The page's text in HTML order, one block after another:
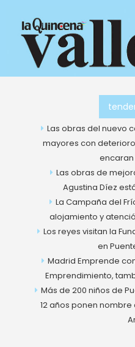
contenido
Las obras del nuevo
mayores con
encaran
Las obras de
Agustina Díez
La Campaña del
alojamiento y
Los reyes visitan la
en
Madrid Emprende
Emprendimiento,
Más de 200 niños de
12 años ponen